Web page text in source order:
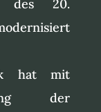
des 20.
hat mit
der